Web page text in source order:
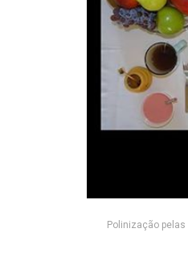
Polinização